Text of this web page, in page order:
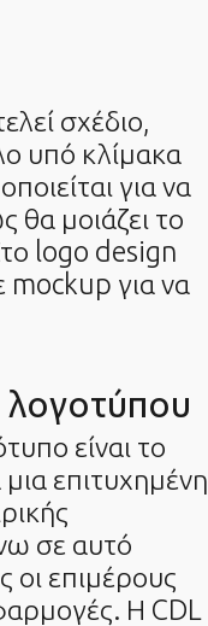
σχέδιο,
υπό κλίμακα
για να
θα μοιάζει το
logo design
mockup για να
είναι το
επιτυχημένη
σε αυτό
οι επιμέρους
Η CDL